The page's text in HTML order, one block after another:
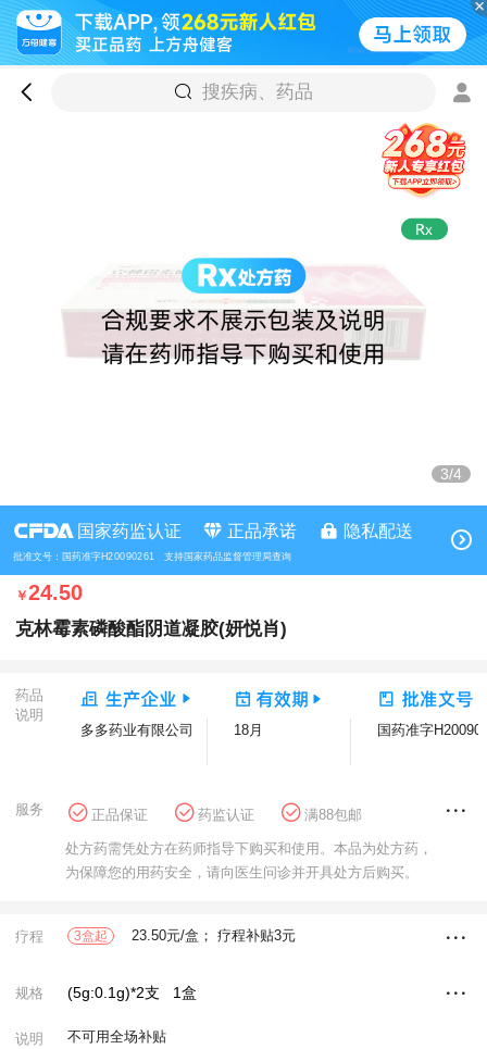
搜疾病、药品
3/4
国家药监认证 正品承诺 隐私配送
批准文号：国药准字H20090261 支持国家药品监督管理局查询
￥24.50
克林霉素磷酸酯阴道凝胶(妍悦肖)
药品
说明
多多药业有限公司
18月 国药准字
服务 正品保证 药监认证
满88包邮
花呗分期
方舟健客大药房
不可用全场补贴
处方药需凭处方在药师指导下购买和使用。本品为处方药，
为保障您的用药安全，请向医生问诊并开具处方后购买。
疗程 3盒起 23.50元/盒； 疗程补贴3元
规格 (5g:0.1g)*2支 1盒
说明 不可用全场补贴